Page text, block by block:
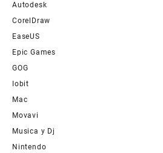
Autodesk
CorelDraw
EaseUS
Epic Games
GOG
Iobit
Mac
Movavi
Musica y Dj
Nintendo